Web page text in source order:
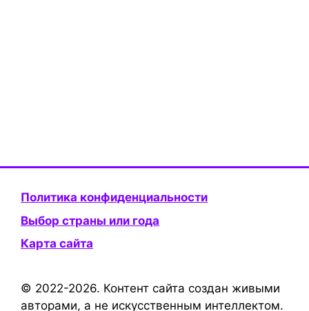
Политика конфиденциальности
Выбор страны или года
Карта сайта
© 2022-2026. Контент сайта создан живыми
авторами, а не искусственным интеллектом.